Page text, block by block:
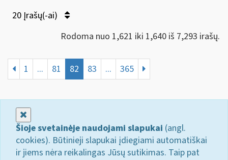
20 Įrašų(-ai)
Rodoma nuo 1,621 iki 1,640 iš 7,293 irašų.
1 ... 81 82 83 ... 365
Šioje svetainėje naudojami slapukai (angl.
cookies). Būtinieji slapukai įdiegiami automatiškai
ir jiems nėra reikalingas Jūsų sutikimas. Taip pat